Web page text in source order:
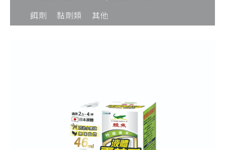
餌劑
黏劑類 其他